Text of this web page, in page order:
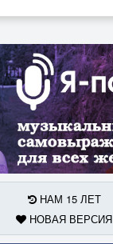
НАМ 15 ЛЕТ
НОВАЯ ВЕРСИЯ